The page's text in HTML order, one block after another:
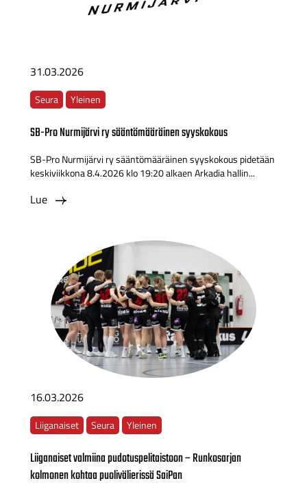
31.03.2026
Seura Yleinen
SB-Pro Nurmijärvi ry sääntömääräinen syyskokous
SB-Pro Nurmijärvi ry sääntömääräinen syyskokous pidetään
keskiviikkona 8.4.2026 klo 19:20 alkaen Arkadia hallin...
Lue
16.03.2026
Liiganaiset Seura Yleinen
Liiganaiset valmiina pudotuspelitaistoon – Runkosarjan
kolmonen kohtaa puolivälierissä SaiPan